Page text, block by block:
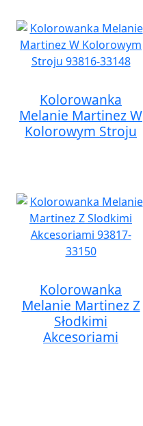
Kolorowanka
Melanie Martinez W
Kolorowym Stroju
Kolorowanka
Melanie Martinez Z
Słodkimi
Akcesoriami